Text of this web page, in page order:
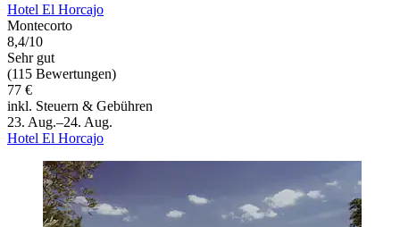
Hotel El Horcajo
Montecorto
8,4/10
Sehr gut
(115 Bewertungen)
77 €
inkl. Steuern & Gebühren
23. Aug.–24. Aug.
Hotel El Horcajo